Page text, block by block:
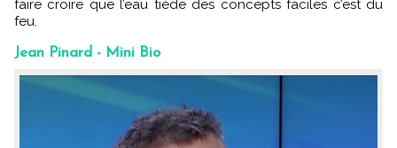
faire croire que l’eau tiède des concepts faciles c’est du
feu.
Jean Pinard - Mini Bio